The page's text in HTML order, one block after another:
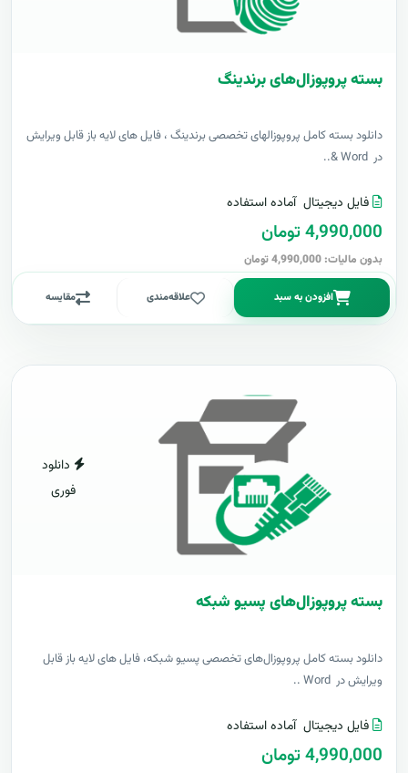
بسته پروپوزال‌های برندینگ
دانلود بسته کامل پروپوزالهای تخصصی برندینگ ، فایل های لایه باز قابل ویرایش
در Word &..
فایل دیجیتال آماده استفاده
4,990,000 تومان
بدون مالیات: 4,990,000 تومان
افزودن به سبد علاقه‌مندی مقایسه
دانلود
فوری
بسته پروپوزال‌های پسیو شبکه
دانلود بسته کامل پروپوزال‌های تخصصی پسیو شبکه، فایل های لایه باز قابل
ویرایش در Word ..
فایل دیجیتال آماده استفاده
4,990,000 تومان